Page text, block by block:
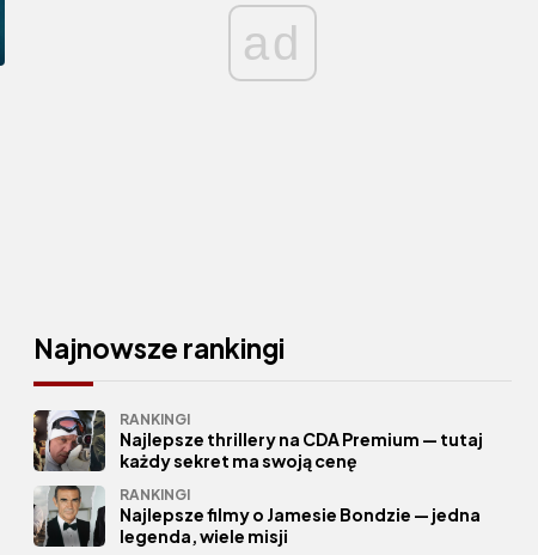
ad
Najnowsze rankingi
RANKINGI
Najlepsze thrillery na CDA Premium — tutaj
każdy sekret ma swoją cenę
RANKINGI
Najlepsze filmy o Jamesie Bondzie — jedna
legenda, wiele misji